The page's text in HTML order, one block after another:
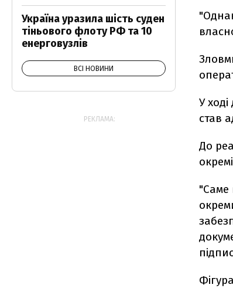
У
став
До
"Саме
Україна уразила шість суден
тіньового флоту РФ та 10
енерговузлів
ВСІ НОВИНИ
РЕКЛАМА: